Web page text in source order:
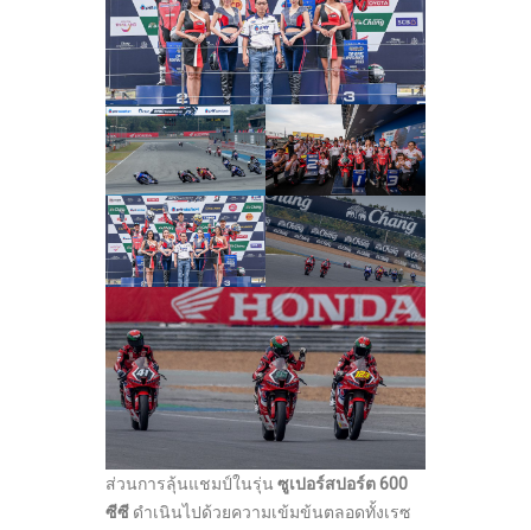
ส่วนการลุ้นแชมป์ในรุ่น ซูเปอร์สปอร์ต 600
ซีซี ดำเนินไปด้วยความเข้มข้นตลอดทั้งเรซ